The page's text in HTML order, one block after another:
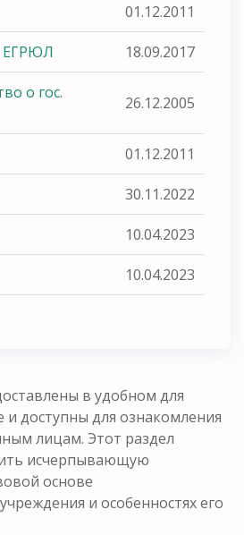
01.12.2011
ЕГРЮЛ 18.09.2017
о гос.
26.12.2005
01.12.2011
30.11.2022
10.04.2023
10.04.2023
в удобном для
и доступны для ознакомления
лицам. Этот раздел
исчерпывающую
основе
и особенностях его